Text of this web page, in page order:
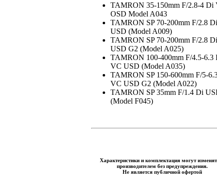
TAMRON 35-150mm F/2.8-4 Di
OSD Model A043
TAMRON SP 70-200mm F/2.8
USD (Model A009)
TAMRON SP 70-200mm F/2.8
USD G2 (Model A025)
TAMRON 100-400mm F/4.5-6.3
VC USD (Model A035)
TAMRON SP 150-600mm F/5-
VC USD G2 (Model A022)
TAMRON SP 35mm F/1.4 Di
(Model F045)
Характеристики и комплектация могут
производителем без предупреждения.
Не является публичной офертой